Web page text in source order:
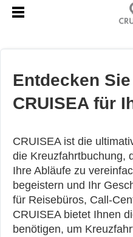
Entdecken
CRUISEA für
CRUISEA ist die
die Kreuzfahrtbuchung,
Ihre Abläufe zu
begeistern und Ihr
für Reisebüros, Call-
CRUISEA bietet Ihnen
benötigen, um